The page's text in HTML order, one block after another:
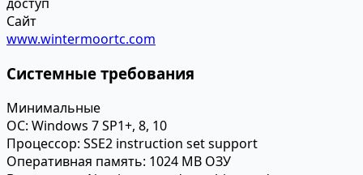
Сайт
www.wintermoortc.com
Системные требования
Минимальные
ОС: Windows 7 SP1+, 8, 10
Процессор: SSE2 instruction set support
Оперативная память: 1024 MB ОЗУ